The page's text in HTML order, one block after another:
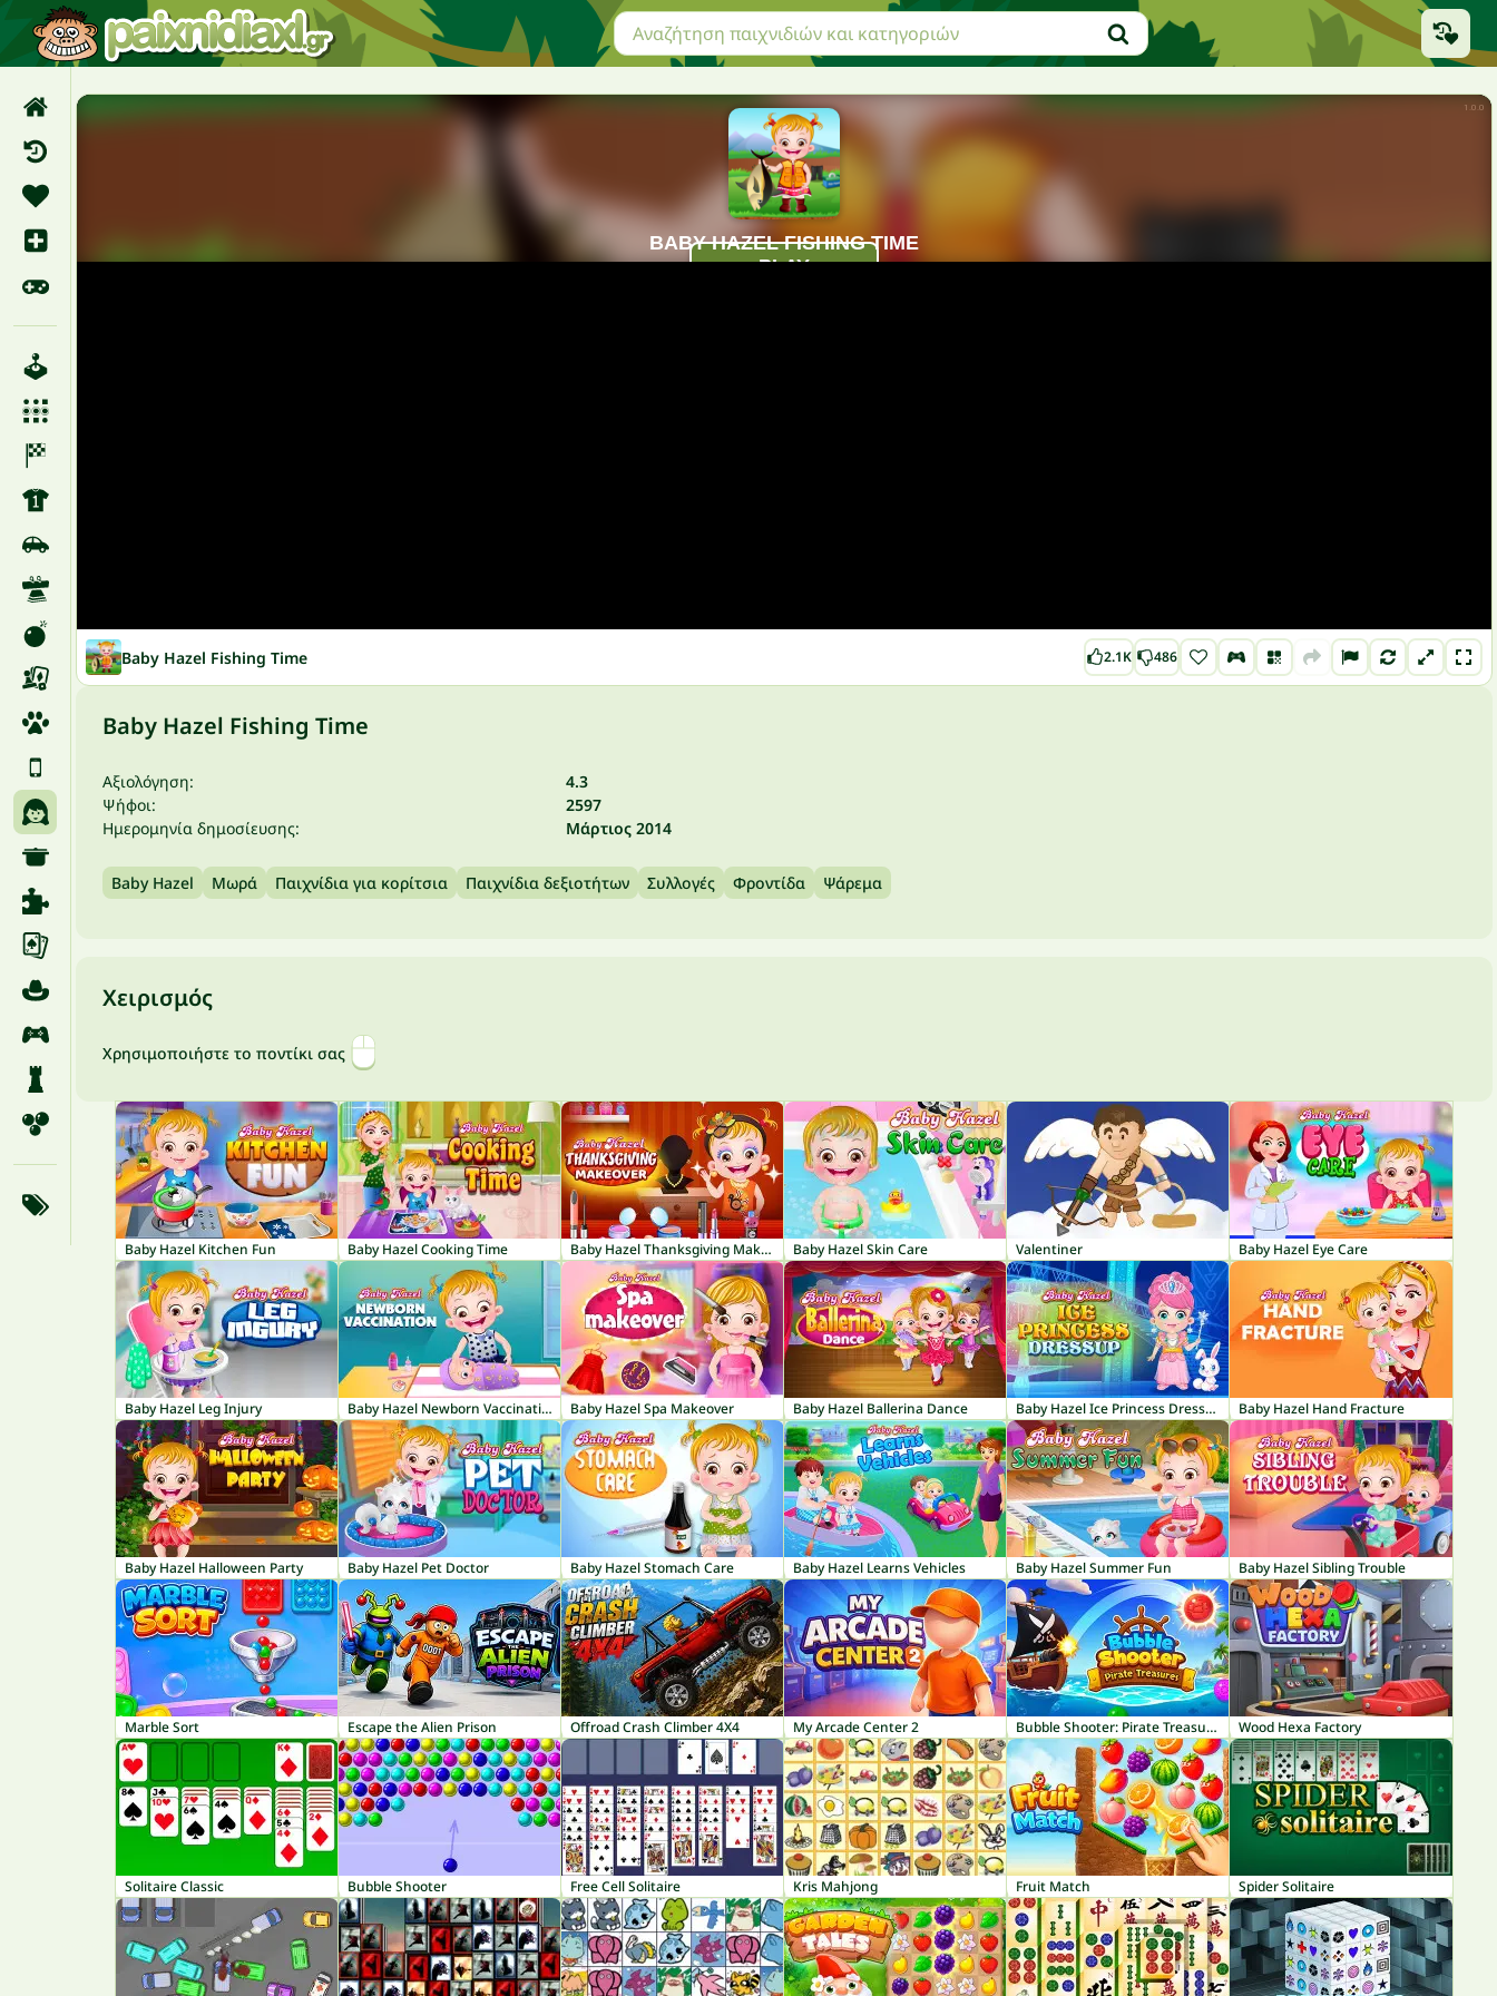
Baby Hazel Fishing Time 2.1K 486
Baby Hazel Fishing Time
Αξιολόγηση:
4.3
Ψήφοι:
2597
Ημερομηνία δημοσίευσης:
Μάρτιος 2014
Baby Hazel Μωρά Παιχνίδια για κορίτσια Παιχνίδια δεξιοτήτων Συλλογές Φροντίδα Ψάρεμα
Χειρισμός
Χρησιμοποιήστε το ποντίκι σας
Baby Hazel Kitchen Fun Baby Hazel Cooking Time Baby Hazel Thanksgiving Makeover Baby Hazel Skin Care Valentiner Baby Hazel Eye Care
Baby Hazel Leg Injury Baby Hazel Newborn Vaccination Baby Hazel Spa Makeover Baby Hazel Ballerina Dance Baby Hazel Ice Princess Dressup Baby Hazel Hand Fracture
Baby Hazel Halloween Party Baby Hazel Pet Doctor Baby Hazel Stomach Care Baby Hazel Learns Vehicles Baby Hazel Summer Fun Baby Hazel Sibling Trouble
Marble Sort Escape the Alien Prison Offroad Crash Climber 4X4 My Arcade Center 2 Bubble Shooter: Pirate Treasures Wood Hexa Factory
Solitaire Classic Bubble Shooter Free Cell Solitaire Kris Mahjong Fruit Match Spider Solitaire